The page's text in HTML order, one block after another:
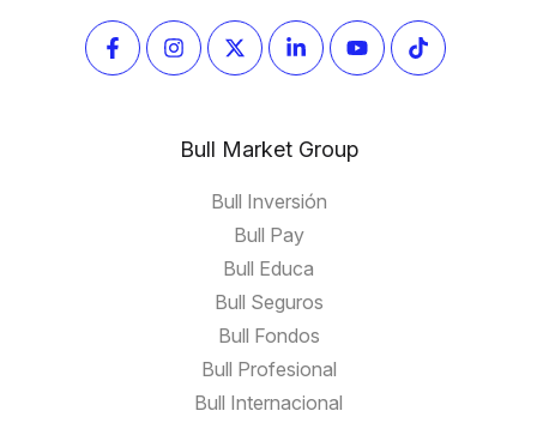
Bull Market Group
Bull Inversión
Bull Pay
Bull Educa
Bull Seguros
Bull Fondos
Bull Profesional
Bull Internacional